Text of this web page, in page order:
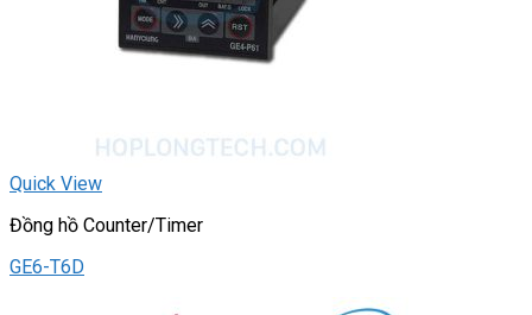
Quick View
Đồng hồ Counter/Timer
GE6-T6D